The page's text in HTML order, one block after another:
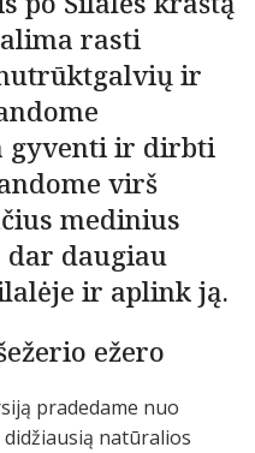
rasti
ir
gyventi ir dirbti
virš
medinius
daugiau
ir aplink ją.
ežero
pradedame nuo
natūralios